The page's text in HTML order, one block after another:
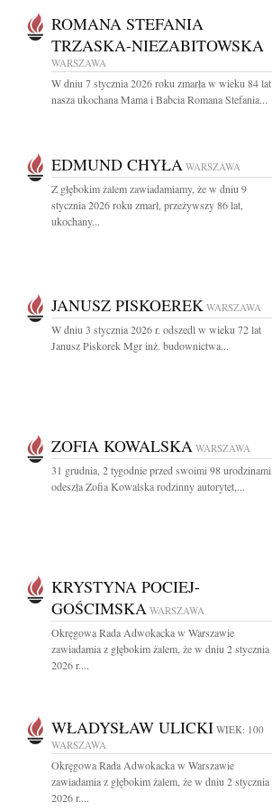
ROMANA STEFANIA
TRZASKA-NIEZABITOWSKA
WARSZAWA
W dniu 7 stycznia 2026 roku zmarła w wieku 84 lat
nasza ukochana Mama i Babcia Romana Stefania...
EDMUND CHYŁA WARSZAWA
Z głębokim żalem zawiadamiamy, że w dniu 9
stycznia 2026 roku zmarł, przeżywszy 86 lat,
ukochany...
JANUSZ PISKOEREK WARSZAWA
W dniu 3 stycznia 2026 r. odszedl w wieku 72 lat
Janusz Piskorek Mgr inż. budownictwa...
ZOFIA KOWALSKA WARSZAWA
31 grudnia, 2 tygodnie przed swoimi 98 urodzinami,
odeszła Zofia Kowalska rodzinny autorytet,...
KRYSTYNA POCIEJ-
GOŚCIMSKA WARSZAWA
Okręgowa Rada Adwokacka w Warszawie
zawiadamia z głębokim żalem, że w dniu 2 stycznia
2026 r....
WŁADYSŁAW ULICKI WIEK: 100
WARSZAWA
Okręgowa Rada Adwokacka w Warszawie
zawiadamia z głębokim żalem, że w dniu 2 stycznia
2026 r....